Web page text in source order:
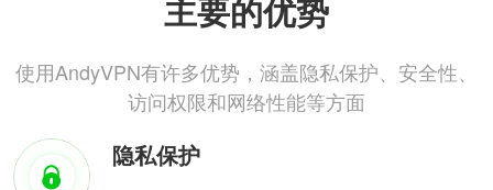
主要的优势
使用AndyVPN有许多优势，涵盖隐私保护、安全性、
访问权限和网络性能等方面
隐私保护